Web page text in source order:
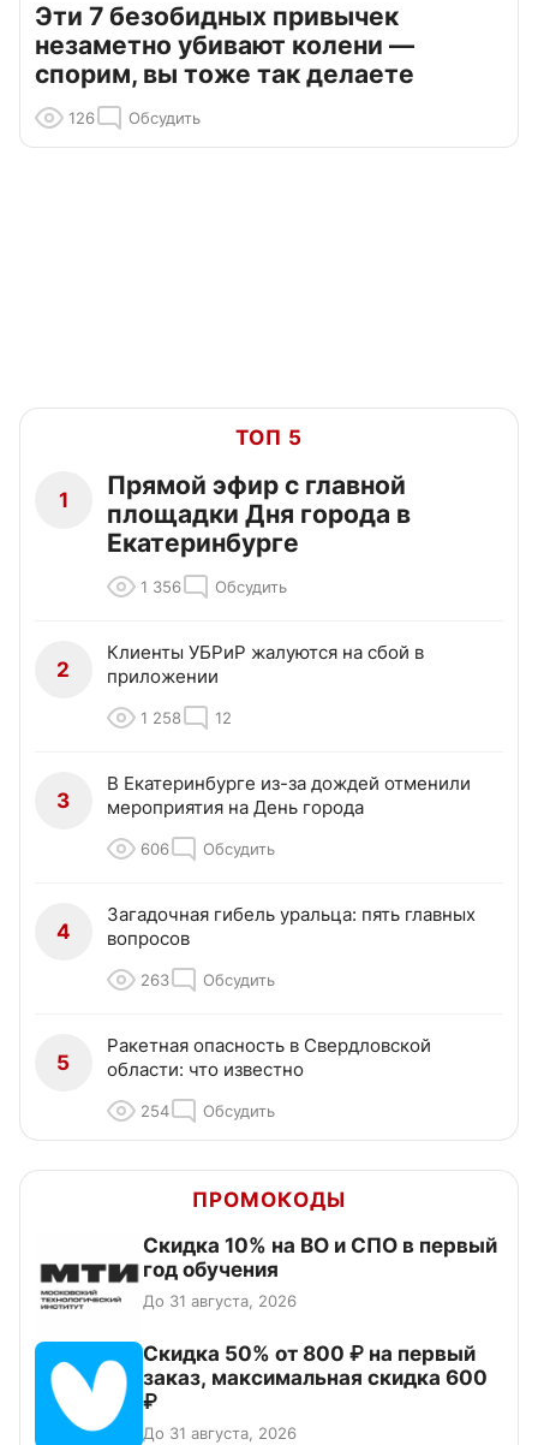
Эти 7 безобидных привычек
незаметно убивают колени —
спорим, вы тоже так делаете
126 Обсудить
ТОП 5
1
Прямой эфир с главной
площадки Дня города в
Екатеринбурге
1 356 Обсудить
2
Клиенты УБРиР жалуются на сбой в
приложении
1 258 12
3
В Екатеринбурге из-за дождей отменили
мероприятия на День города
606 Обсудить
4
Загадочная гибель уральца: пять главных
вопросов
263 Обсудить
5
Ракетная опасность в Свердловской
области: что известно
254 Обсудить
ПРОМОКОДЫ
Скидка 10% на ВО и СПО в первый
год обучения
До 31 августа, 2026
Скидка 50% от 800 ₽ на первый
заказ, максимальная скидка 600
₽
До 31 августа, 2026